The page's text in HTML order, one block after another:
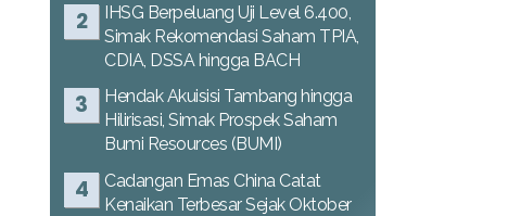
IHSG Berpeluang Uji Level 6.400,
Simak Rekomendasi Saham TPIA,
CDIA, DSSA hingga BACH
Hendak Akuisisi Tambang hingga
Hilirisasi, Simak Prospek Saham
Bumi Resources (BUMI)
Cadangan Emas China Catat
Kenaikan Terbesar Sejak Oktober